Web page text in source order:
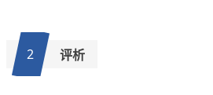
2 评析